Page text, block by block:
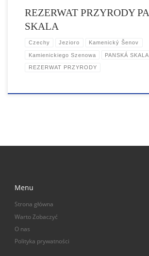
REZERWAT PRZYRODY
SKALA
Czechy Jezioro Kamenický Šenov
Kamienickiego Szenowa PANSKÁ SKALA
REZERWAT PRZYRODY
Menu
Strona główna
Warto Zobaczyć
O nas
Polityka prywatności